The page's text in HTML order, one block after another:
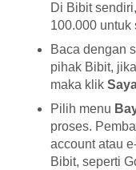
Di Bibit
100.000 untuk
Baca dengan
pihak Bibit,
maka klik
Pilih menu
proses.
account atau
Bibit, seperti